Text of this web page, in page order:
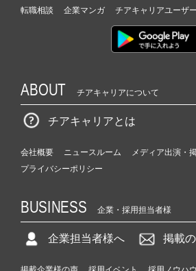
転職相談
企業マンガ チアキャリアユーザ
ABOUT チアキャリアについて
チアキャリアとは
会社概要 ニュースルーム
メディア出演・
プライバシーポリシー
BUSINESS 企業・採用担当者様
企業担当者様へ 掲載